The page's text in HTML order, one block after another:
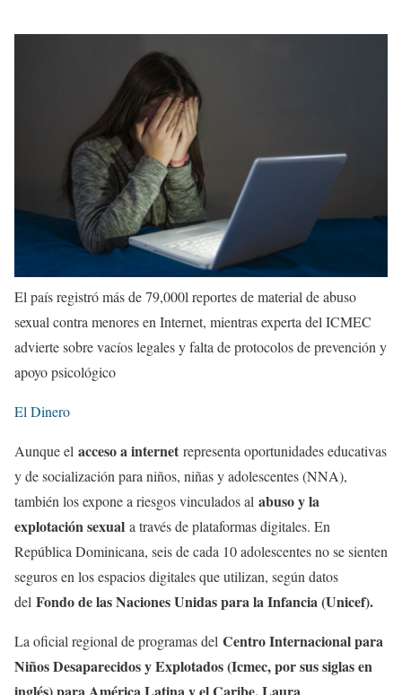
El país registró más de 79,000l reportes de material de abuso
sexual contra menores en Internet, mientras experta del ICMEC
advierte sobre vacíos legales y falta de protocolos de prevención y
apoyo psicológico
El Dinero
Aunque el acceso a internet representa oportunidades educativas
y de socialización para niños, niñas y adolescentes (NNA),
también los expone a riesgos vinculados al abuso y la
explotación sexual a través de plataformas digitales. En
República Dominicana, seis de cada 10 adolescentes no se sienten
seguros en los espacios digitales que utilizan, según datos
del Fondo de las Naciones Unidas para la Infancia (Unicef).
La oficial regional de programas del Centro Internacional para
Niños Desaparecidos y Explotados (Icmec, por sus siglas en
inglés) para América Latina y el Caribe, Laura